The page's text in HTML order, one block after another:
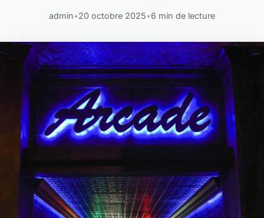
admin•20 octobre 2025•6 min de lecture